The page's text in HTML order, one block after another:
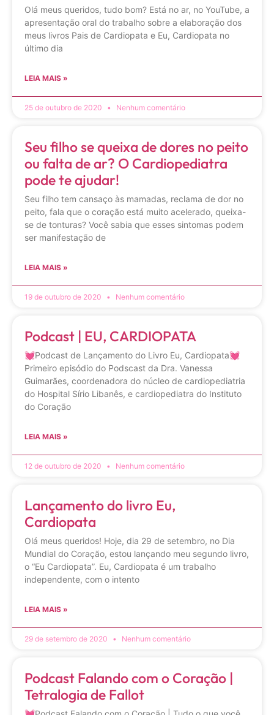
Olá meus queridos, tudo bom? Está no ar, no YouTube, a
apresentação oral do trabalho sobre a elaboração dos
meus livros Pais de Cardiopata e Eu, Cardiopata no
último dia
LEIA MAIS »
25 de outubro de 2020 Nenhum comentário
Seu filho se queixa de dores no peito
ou falta de ar? O Cardiopediatra
pode te ajudar!
Seu filho tem cansaço às mamadas, reclama de dor no
peito, fala que o coração está muito acelerado, queixa-
se de tonturas? Você sabia que esses sintomas podem
ser manifestação de
LEIA MAIS »
19 de outubro de 2020 Nenhum comentário
Podcast | EU, CARDIOPATA
💓Podcast de Lançamento do Livro Eu, Cardiopata💓
Primeiro episódio do Podscast da Dra. Vanessa
Guimarães, coordenadora do núcleo de cardiopediatria
do Hospital Sírio Libanês, e cardiopediatra do Instituto
do Coração
LEIA MAIS »
12 de outubro de 2020 Nenhum comentário
Lançamento do livro Eu,
Cardiopata
Olá meus queridos! Hoje, dia 29 de setembro, no Dia
Mundial do Coração, estou lançando meu segundo livro,
o “Eu Cardiopata”. Eu, Cardiopata é um trabalho
independente, com o intento
LEIA MAIS »
29 de setembro de 2020 Nenhum comentário
Podcast Falando com o Coração |
Tetralogia de Fallot